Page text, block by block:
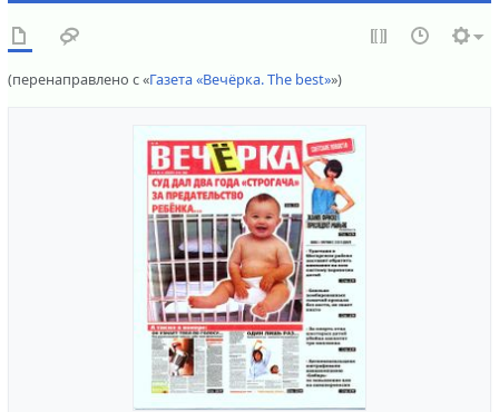
(перенаправлено с «Газета «Вечёрка. The best»»)